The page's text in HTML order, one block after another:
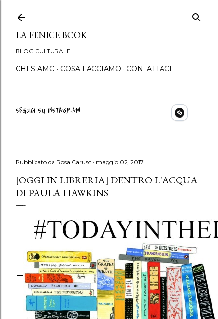
Passa ai contenuti
LA FENICE BOOK
BLOG CULTURALE
CHI SIAMO COSA FACCIAMO CONTATTACI
SEGUICI SU INSTAGRAM
Pubblicato da Rosa Caruso maggio 02, 2017
[OGGI IN LIBRERIA] DENTRO L'ACQUA
DI PAULA HAWKINS